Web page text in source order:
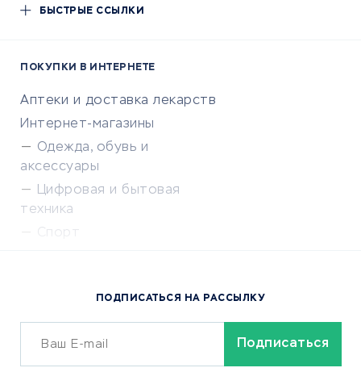
БЫСТРЫЕ ССЫЛКИ
ПОКУПКИ В ИНТЕРНЕТЕ
Аптеки и доставка лекарств
Интернет-магазины
Одежда, обувь и
аксессуары
Цифровая и бытовая
техника
Спорт
Сервисы доставки
ОБУЧЕНИЕ И РАБОТА
ПОДПИСАТЬСЯ НА РАССЫЛКУ